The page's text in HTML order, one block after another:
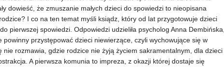
dowieść, że zmuszanie małych dzieci do spowiedzi to nieopisana
I co na ten temat myśli ksiądz, który od lat przygotowuje dzieci
pierwszej spowiedzi. Odpowiedzi udzieliła psycholog Anna
przystępować dzieci niewierzące, czyli wychowujące się w
rozmawia, gdzie rodzice nie żyją życiem sakramentalnym, dla dzieci
A pierwsza komunia to impreza, z okazji której dostaje się